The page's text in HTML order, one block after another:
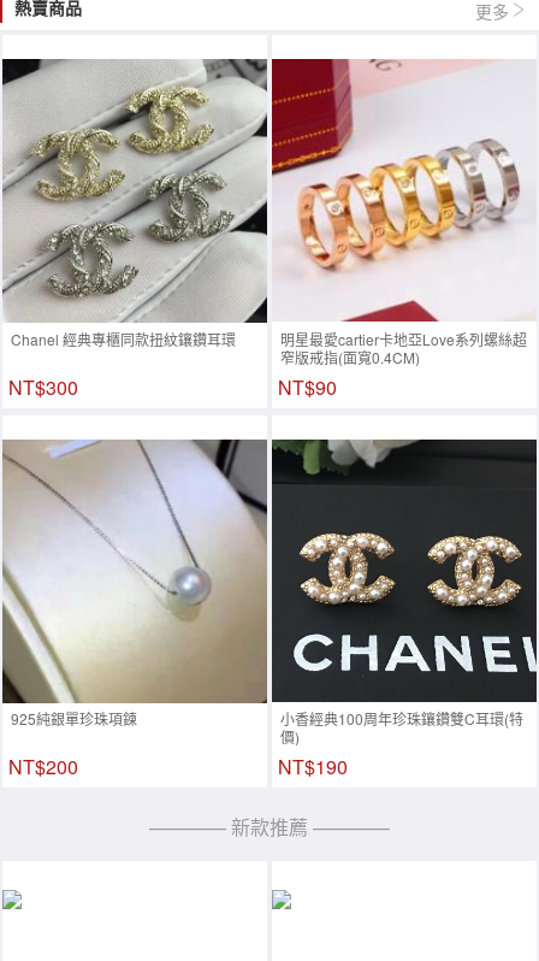
熱賣商品 更多
Chanel 經典專櫃同款扭紋鑲鑽耳環
NT$300
明星最愛cartier卡地亞Love系列螺絲超
窄版戒指(面寬0.4CM)
NT$90
925純銀單珍珠項鍊
NT$200
小香經典100周年珍珠鑲鑽雙C耳環(特
價)
NT$190
———— 新款推薦 ————